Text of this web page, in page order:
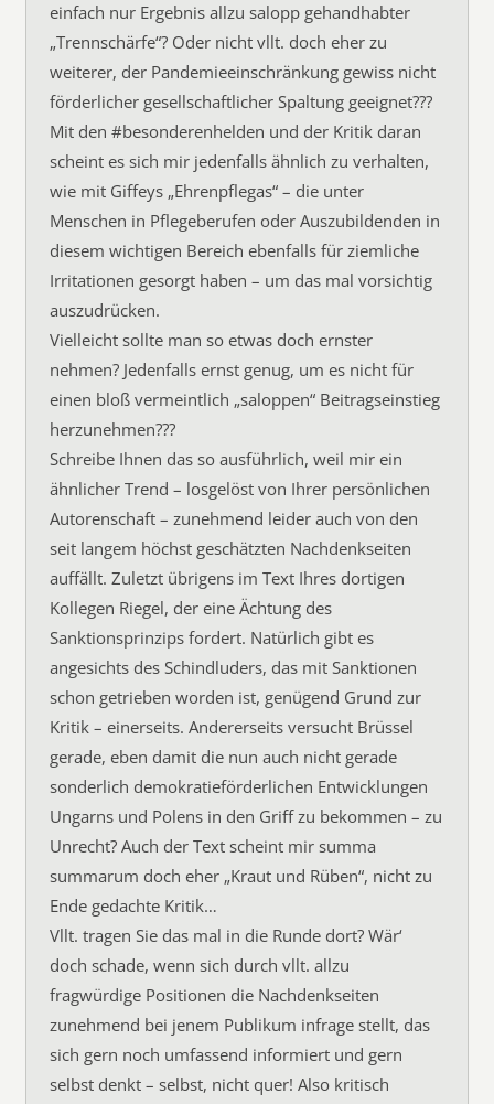
einfach nur Ergebnis allzu salopp gehandhabter
„Trennschärfe“? Oder nicht vllt. doch eher zu
weiterer, der Pandemieeinschränkung gewiss nicht
förderlicher gesellschaftlicher Spaltung geeignet???
Mit den #besonderenhelden und der Kritik daran
scheint es sich mir jedenfalls ähnlich zu verhalten,
wie mit Giffeys „Ehrenpflegas“ – die unter
Menschen in Pflegeberufen oder Auszubildenden in
diesem wichtigen Bereich ebenfalls für ziemliche
Irritationen gesorgt haben – um das mal vorsichtig
auszudrücken.
Vielleicht sollte man so etwas doch ernster
nehmen? Jedenfalls ernst genug, um es nicht für
einen bloß vermeintlich „saloppen“ Beitragseinstieg
herzunehmen???
Schreibe Ihnen das so ausführlich, weil mir ein
ähnlicher Trend – losgelöst von Ihrer persönlichen
Autorenschaft – zunehmend leider auch von den
seit langem höchst geschätzten Nachdenkseiten
auffällt. Zuletzt übrigens im Text Ihres dortigen
Kollegen Riegel, der eine Ächtung des
Sanktionsprinzips fordert. Natürlich gibt es
angesichts des Schindluders, das mit Sanktionen
schon getrieben worden ist, genügend Grund zur
Kritik – einerseits. Andererseits versucht Brüssel
gerade, eben damit die nun auch nicht gerade
sonderlich demokratieförderlichen Entwicklungen
Ungarns und Polens in den Griff zu bekommen – zu
Unrecht? Auch der Text scheint mir summa
summarum doch eher „Kraut und Rüben“, nicht zu
Ende gedachte Kritik…
Vllt. tragen Sie das mal in die Runde dort? Wär‘
doch schade, wenn sich durch vllt. allzu
fragwürdige Positionen die Nachdenkseiten
zunehmend bei jenem Publikum infrage stellt, das
sich gern noch umfassend informiert und gern
selbst denkt – selbst, nicht quer! Also kritisch